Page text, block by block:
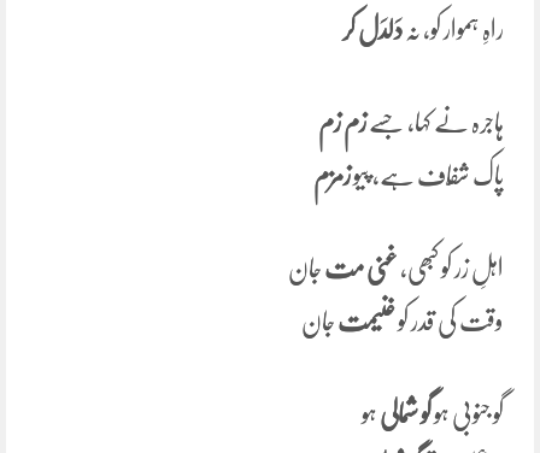
راہِ ہموار کو، نہ دَلدَل کر
ہاجرہ نے کہا، جسےزم زم
پاک شفّاف ہے، پیوزمزم
اہلِ زر کو کبھی, غنی مت جان
وقت کی قدر کو غنیمت جان
گو جنوبی ہوگو شمالی ہو